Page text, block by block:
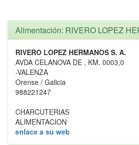
Alimentación: RIVERO LOPEZ
RIVERO LOPEZ HERMANOS S. A.
AVDA CELANOVA DE , KM. 0003,0
-VALENZA
Orense / Galicia
988221247
CHARCUTERIAS
ALIMENTACION
enlace a su web